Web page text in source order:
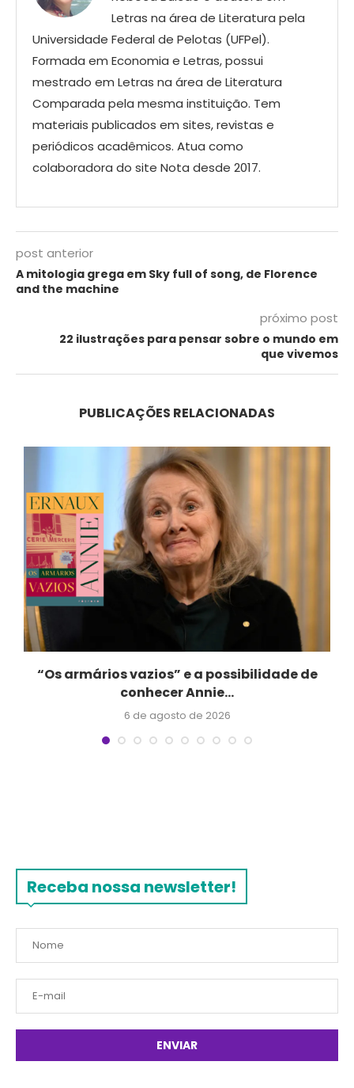
Letras na área de Literatura pela
Universidade Federal de Pelotas (UFPel).
Formada em Economia e Letras, possui
mestrado em Letras na área de Literatura
Comparada pela mesma instituição. Tem
materiais publicados em sites, revistas e
periódicos acadêmicos. Atua como
colaboradora do site Nota desde 2017.
post anterior
A mitologia grega em Sky full of song, de Florence
and the machine
próximo post
22 ilustrações para pensar sobre o mundo em
que vivemos
PUBLICAÇÕES RELACIONADAS
“Os armários vazios” e a possibilidade de
conhecer Annie...
6 de agosto de 2026
Receba nossa newsletter!